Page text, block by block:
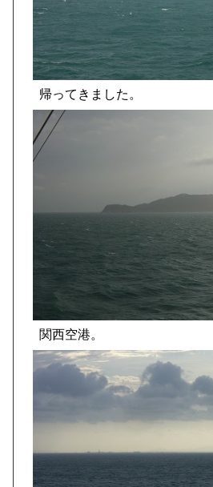
帰ってきました。
関西空港。